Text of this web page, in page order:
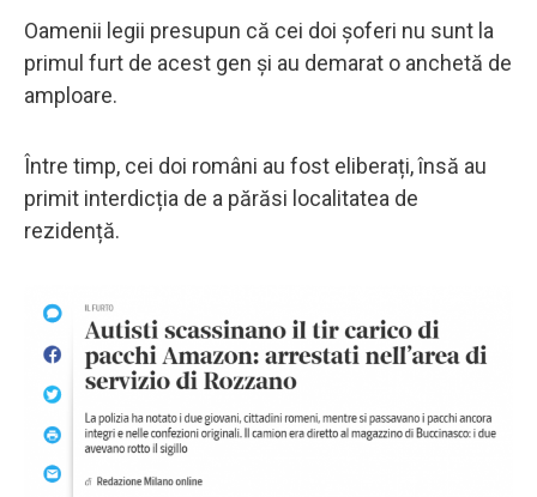
Oamenii legii presupun că cei doi șoferi nu sunt la
primul furt de acest gen și au demarat o anchetă de
amploare.
Între timp, cei doi români au fost eliberați, însă au
primit interdicția de a părăsi localitatea de
rezidență.